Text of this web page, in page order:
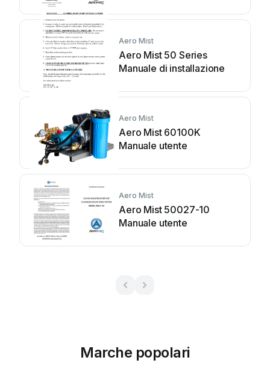
Aero Mist
Aero Mist 50 Series
Manuale di installazione
Aero Mist
Aero Mist 60100K
Manuale utente
Aero Mist
Aero Mist 50027-10
Manuale utente
Marche popolari